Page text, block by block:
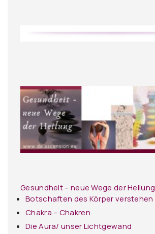
Gesundheit – neue Wege der Heilung
Botschaften des Körper verstehen
Chakra – Chakren
Die Aura/ unser Lichtgewand